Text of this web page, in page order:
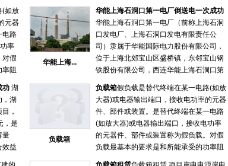
(如放
元器
电路
率
对假
阻
临
为
频
抗
华能上海...
华能上海石洞口第一电厂倒送电一次成功
华能上海石洞口第一电厂（前称上海石洞
口发电厂、上海石洞口发电有限责任公
司）隶属于华能国际电力股份有限公司，
位于上海北郊宝山区盛桥镇，东邻宝山钢
铁股份有限公司，西连华能上海石洞口第
二电厂、华能上海燃机电厂，北临长江，
对岸为崇明岛，占地62.7万平方米。 一厂
是“七五”期间国家重点工程建设项目，始
建于1985年7月，规划安装四台国产第一
批300MW 亚临界燃煤机组。1987年12
月，首台机组并网发电，1990年5月四台
机组全部建成投产，是上海首座百万千瓦
功 湖
，湖
，
，是
量
效益
处
负载箱
负载箱假负载是替代终端在某一电路(如放
大器)或电器输出端口，接收电功率的元器
件、部件或装置。是替代终端在某一电路
(如放大器)或电器输出端口，接收电功率
的元器件、部件或装置称为假负载。对假
负载最基本的要求是和所能承受的功率阻
抗匹配。通常在调试或检测机器性能时临